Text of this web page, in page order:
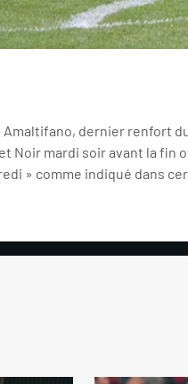
Amaltifano, dernier renfort
Noir mardi soir avant la fin
» comme indiqué dans